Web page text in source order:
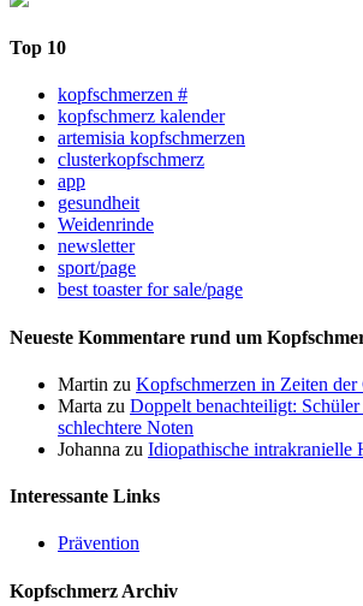
Top 10
kopfschmerzen #
kopfschmerz kalender
artemisia kopfschmerzen
clusterkopfschmerz
app
gesundheit
Weidenrinde
newsletter
sport/page
best toaster for sale/page
Neueste Kommentare rund um
Martin zu Kopfschmerzen in Zeiten der
Marta zu Doppelt benachteiligt:
schlechtere Noten
Johanna zu Idiopathische intrakranielle
Interessante Links
Prävention
Kopfschmerz Archiv